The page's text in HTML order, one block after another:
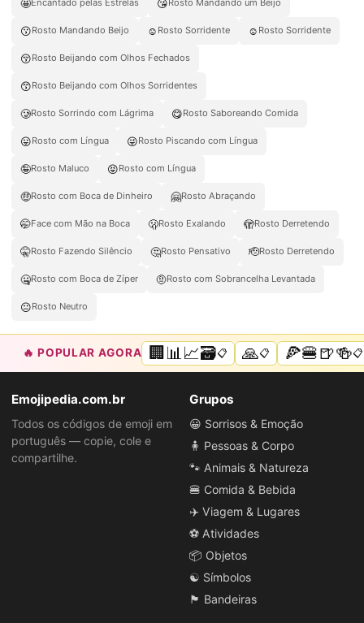
🤩Encantado pelas Estrelas 😘Rosto Mandando um Beijo
😗Rosto Mandando Beijo ☺️ Rosto Sorridente ☺ Rosto Sorridente
😚Rosto Beijando com Olhos Fechados
😙Rosto Beijando com Olhos Sorridentes
🥲Rosto Sorrindo com Lágrima 😋Rosto Saboreando Comida
😛Rosto com Língua 😜Rosto Piscando com Língua
🤪Rosto Maluco 😝Rosto com Língua
🤑Rosto com Boca de Dinheiro 🤗Rosto Abraçando
🤭Face com Mão na Boca 🫢Rosto Exalando 🫣Rosto Derretendo
🤫Rosto Fazendo Silêncio 🤔Rosto Pensativo 🫡Rosto Derretendo
🤐Rosto com Boca de Zíper 🤨Rosto com Sobrancelha Levantada
😐Rosto Neutro
🔥 POPULAR AGORA 🏢📊📈🗃️📋 🙏📋 🍕🍔🍺🍻📋
Emojipedia.com.br
Todos os códigos de emoji em
português — copie, cole e
compartilhe.
Grupos
😀 Sorrisos & Emoção
🧍 Pessoas & Corpo
🐾 Animais & Natureza
🍔 Comida & Bebida
✈️ Viagem & Lugares
⚽ Atividades
📦 Objetos
☯️ Símbolos
🏴 Bandeiras